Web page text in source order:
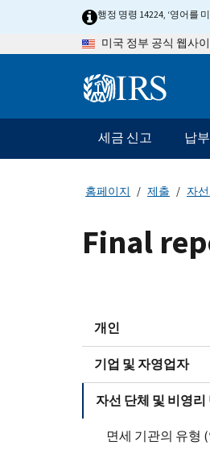
행정 명령 14224, ‘영어를
미국 정부 공식 웹사
메
인
네
게
이
세금 신고 납부
홈페이지 제출 자
Final
개인
기업 및 자영업자
자선 단체 및 비영리
면세 기관의 유형